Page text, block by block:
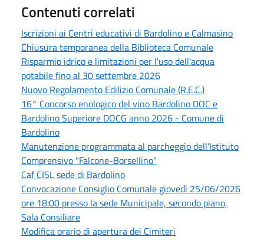
Contenuti correlati
Iscrizioni ai Centri educativi di Bardolino e Calmasino
Chiusura temporanea della Biblioteca Comunale
Risparmio idrico e limitazioni per l'uso dell'acqua
potabile fino al 30 settembre 2026
Nuovo Regolamento Edilizio Comunale (R.E.C.)
16° Concorso enologico del vino Bardolino DOC e
Bardolino Superiore DOCG anno 2026 - Comune di
Bardolino
Manutenzione programmata al parcheggio dell'Istituto
Comprensivo "Falcone-Borsellino"
Caf CISL sede di Bardolino
Convocazione Consiglio Comunale giovedì 25/06/2026
ore 18:00 presso la sede Municipale, secondo piano,
Sala Consiliare
Modifica orario di apertura dei Cimiteri